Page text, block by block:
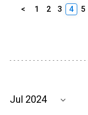
< 1 2 3 4 5